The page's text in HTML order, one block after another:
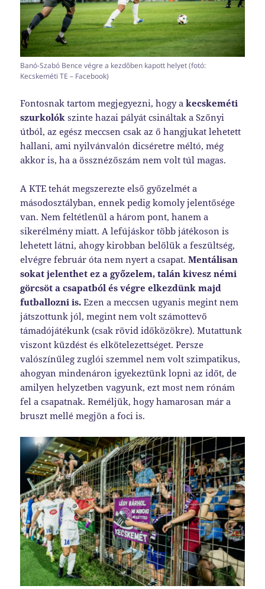
Banó-Szabó Bence végre a kezdőben kapott helyet (fotó:
Kecskeméti TE – Facebook)
Fontosnak tartom megjegyezni, hogy akecskeméti
szurkolók szinte hazai pályát csináltak a Szőnyi
útból, az egész meccsen csak az ő hangjukat lehetett
hallani, ami nyilvánvalón dicséretre méltó, még
akkor is, ha a össznézőszám nem volt túl magas.
A KTE tehát megszerezte első győzelmét a
másodosztályban, ennek pedig komoly jelentősége
van. Nem feltétlenül a három pont, hanem a
sikerélmény miatt. A lefújáskor több játékoson is
lehetett látni, ahogy kirobban belőlük a feszültség,
elvégre február óta nem nyert a csapat.Mentálisan
sokat jelenthet ez a győzelem, talán kivesz némi
görcsöt a csapatból és végre elkezdünk majd
futballozni is. Ezen a meccsen ugyanis megint nem
játszottunk jól, megint nem volt számottevő
támadójátékunk (csak rövid időközökre). Mutattunk
viszont küzdést és elkötelezettséget. Persze
valószínűleg zuglói szemmel nem volt szimpatikus,
ahogyan mindenáron igyekeztünk lopni az időt, de
amilyen helyzetben vagyunk, ezt most nem rónám
fel a csapatnak. Reméljük, hogy hamarosan már a
bruszt mellé megjön a foci is.